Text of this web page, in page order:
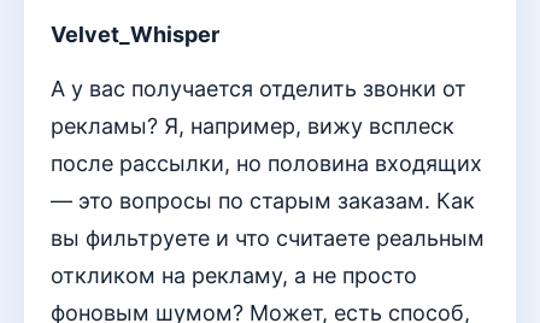
Velvet_Whisper
А у вас получается отделить звонки от
рекламы? Я, например, вижу всплеск
после рассылки, но половина входящих
— это вопросы по старым заказам. Как
вы фильтруете и что считаете реальным
откликом на рекламу, а не просто
фоновым шумом? Может, есть способ,